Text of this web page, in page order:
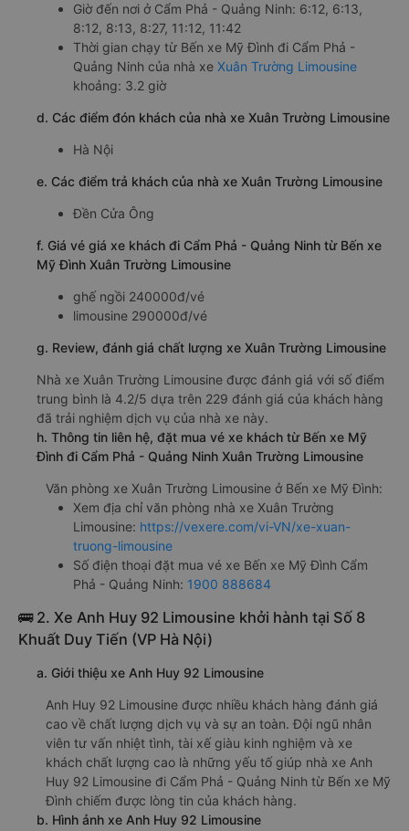
Giờ đến nơi ở Cẩm Phả - Quảng Ninh: 6:12, 6:13,
8:12, 8:13, 8:27, 11:12, 11:42
Thời gian chạy từ Bến xe Mỹ Đình đi Cẩm Phả -
Quảng Ninh của nhà xe Xuân Trường Limousine
khoảng: 3.2 giờ
d. Các điểm đón khách của nhà xe Xuân Trường Limousine
Hà Nội
e. Các điểm trả khách của nhà xe Xuân Trường Limousine
Ðền Cửa Ông
f. Giá vé giá xe khách đi Cẩm Phả - Quảng Ninh từ Bến xe
Mỹ Đình Xuân Trường Limousine
ghế ngồi 240000đ/vé
limousine 290000đ/vé
g. Review, đánh giá chất lượng xe Xuân Trường Limousine
Nhà xe Xuân Trường Limousine được đánh giá với số điểm
trung bình là 4.2/5 dựa trên 229 đánh giá của khách hàng
đã trải nghiệm dịch vụ của nhà xe này.
h. Thông tin liên hệ, đặt mua vé xe khách từ Bến xe Mỹ
Đình đi Cẩm Phả - Quảng Ninh Xuân Trường Limousine
Văn phòng xe Xuân Trường Limousine ở Bến xe Mỹ Đình:
Xem địa chỉ văn phòng nhà xe Xuân Trường
Limousine: https://vexere.com/vi-VN/xe-xuan-
truong-limousine
Số điện thoại đặt mua vé xe Bến xe Mỹ Đình Cẩm
Phả - Quảng Ninh: 1900 888684
🚌 2. Xe Anh Huy 92 Limousine khởi hành tại Số 8
Khuất Duy Tiến (VP Hà Nội)
a. Giới thiệu xe Anh Huy 92 Limousine
Anh Huy 92 Limousine được nhiều khách hàng đánh giá
cao về chất lượng dịch vụ và sự an toàn. Đội ngũ nhân
viên tư vấn nhiệt tình, tài xế giàu kinh nghiệm và xe
khách chất lượng cao là những yếu tố giúp nhà xe Anh
Huy 92 Limousine đi Cẩm Phả - Quảng Ninh từ Bến xe Mỹ
Đình chiếm được lòng tin của khách hàng.
b. Hình ảnh xe Anh Huy 92 Limousine